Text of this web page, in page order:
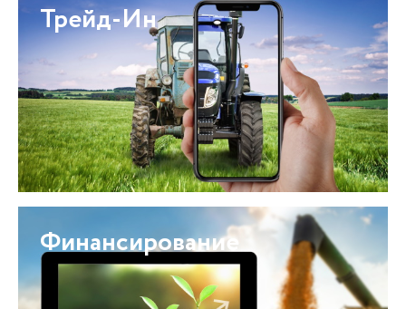
Трейд-Ин
Финансирование